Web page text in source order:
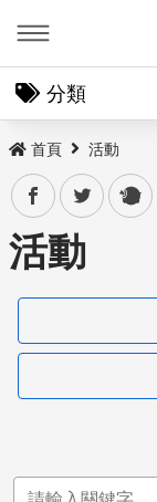
分類
首頁 活動
facebooktwitter plurk
活動